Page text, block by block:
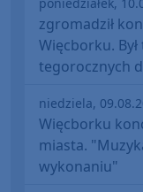
poniedziałek,
zgromadził
Więcborku.
tegorocznych
niedziela,
Więcborku
miasta.
wykonaniu"